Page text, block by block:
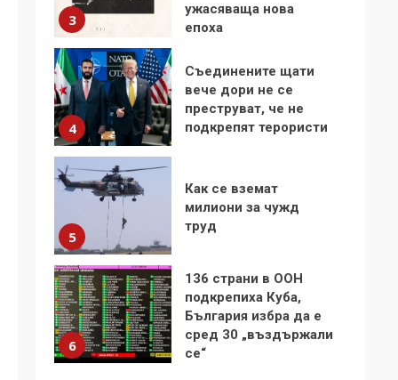
3
ужасяваща нова
епоха
4
Съединените щати
вече дори не се
преструват, че не
подкрепят терористи
5
Как се вземат
милиони за чужд
труд
6
136 страни в ООН
подкрепиха Куба,
България избра да е
сред 30 „въздържали
се“